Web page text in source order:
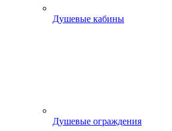
Душевые кабины
Душевые ограждения